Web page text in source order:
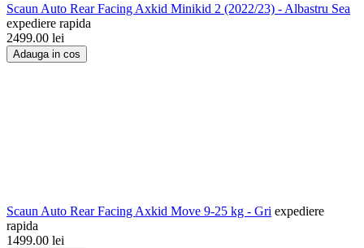
Scaun Auto Rear Facing Axkid Minikid 2 (2022/23) - Albastru Sea
expediere rapida
2499.00 lei
Adauga in cos
Scaun Auto Rear Facing Axkid Move 9-25 kg - Gri expediere
rapida
1499.00 lei